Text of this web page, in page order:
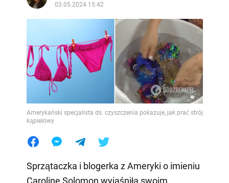
03.05.2024 15:42
Amerykański specjalista ds. czyszczenia pokazuje, jak prać strój
kąpielowy
Sprzątaczka i blogerka z Ameryki o imieniu
Caroline Solomon wyjaśniła swoim